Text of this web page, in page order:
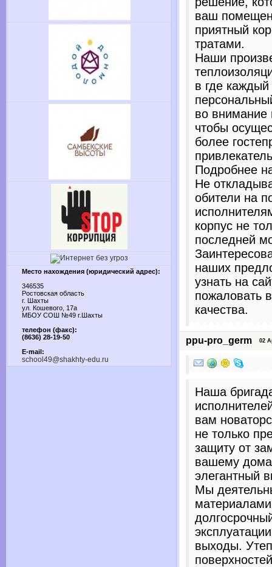
Место нахождения (юридический адрес):
346535
Ростовская область
г. Шахты
ул. Кошевого, 17а
МБОУ СОШ №49 г.Шахты
телефон (факс):
(8636) 28-19-50
E-mail:
school49@shakhty-edu.ru
ваш
приятный
тратами.
Наши
в где
во внимание
чтобы
более
Подробнее
Не
обители на
корпус не
последней
наших
узнать на
пожаловать
качества.
ppu-pro_germ 02
Наша
вам
не только
защиту от
вашему
элегантный
Мы
выходы.